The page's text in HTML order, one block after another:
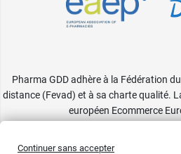
Pharma GDD adhère à la Fédération
distance (Fevad) et à sa charte qualité.
européen Ecommerce
Continuer sans accepter